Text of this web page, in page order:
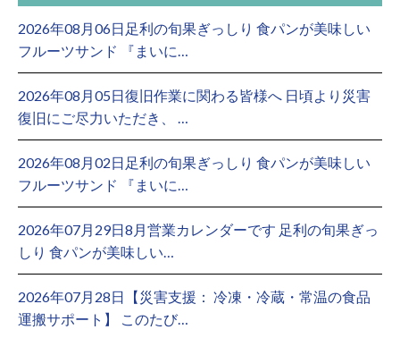
2026年08月06日足利の旬果ぎっしり 食パンが美味しい
フルーツサンド 『まいに…
2026年08月05日復旧作業に関わる皆様へ 日頃より災害
復旧にご尽力いただき、 …
2026年08月02日足利の旬果ぎっしり 食パンが美味しい
フルーツサンド 『まいに…
2026年07月29日8月営業カレンダーです 足利の旬果ぎっ
しり 食パンが美味しい…
2026年07月28日【災害支援： 冷凍・冷蔵・常温の食品
運搬サポート】 このたび…